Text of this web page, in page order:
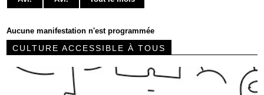
Aucune manifestation n'est programmée
CULTURE ACCESSIBLE À TOUS